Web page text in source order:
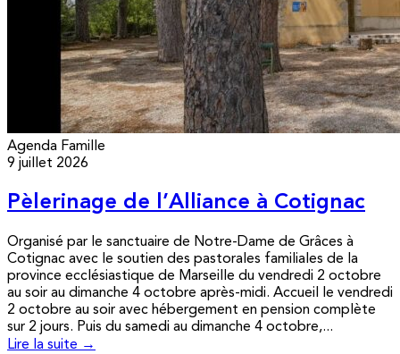
Agenda Famille
9 juillet 2026
Pèlerinage de l’Alliance à Cotignac
Organisé par le sanctuaire de Notre-Dame de Grâces à
Cotignac avec le soutien des pastorales familiales de la
province ecclésiastique de Marseille du vendredi 2 octobre
au soir au dimanche 4 octobre après-midi. Accueil le vendredi
2 octobre au soir avec hébergement en pension complète
sur 2 jours. Puis du samedi au dimanche 4 octobre,...
Lire la suite →